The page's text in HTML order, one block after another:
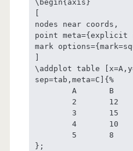
\begin{axis}
nodes near coords,
point meta={explicit
mark
\addplot table
sep=tab,meta=C]{%
};